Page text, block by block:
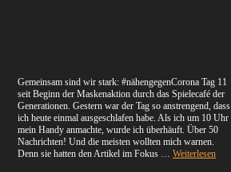
Gemeinsam sind wir stark: #nähengegenCorona Tag 11
seit Beginn der Maskenaktion durch das Spielecafé der
Generationen. Gestern war der Tag so anstrengend, dass
ich heute einmal ausgeschlafen habe. Als ich um 10 Uhr
mein Handy anmachte, wurde ich überhäuft. Über 50
Nachrichten! Und die meisten wollten mich warnen.
Denn sie hatten den Artikel im Fokus …Weiterlesen